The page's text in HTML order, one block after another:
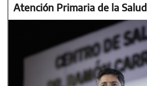
Atención Primaria de la Salud